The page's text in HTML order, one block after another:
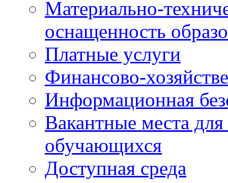
Материально-
оснащенность
Платные услуги
Финансово-
Информационная
Вакантные места
обучающихся
Доступная среда